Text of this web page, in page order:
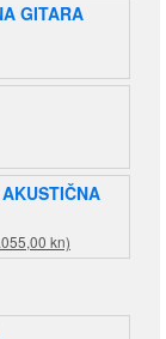
GITARA
kn)
cijena
140,00 €